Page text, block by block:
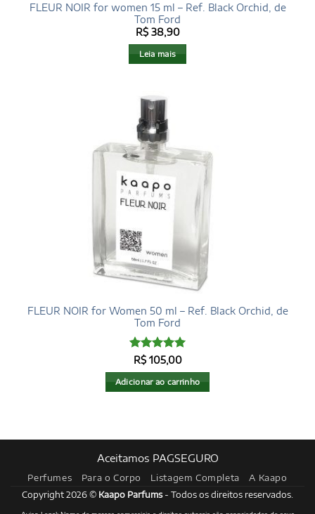
FLEUR NOIR for women 15 ml – Ref. Black Orchid, de
Tom Ford
R$38,90
Leia mais
FLEUR NOIR for Women 50 ml – Ref. Black Orchid, de
Tom Ford
Avaliação5
de 5
R$105,00
Adicionar ao carrinho
Aceitamos PAGSEGURO
Perfumes Para o Corpo Listagem Completa A Kaapo
Copyright 2026 © Kaapo Parfums- Todos os direitos reservados.